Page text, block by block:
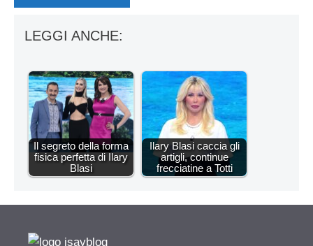
LEGGI ANCHE:
Il segreto della forma
fisica perfetta di Ilary
Blasi
Ilary Blasi caccia gli
artigli, continue
frecciatine a Totti